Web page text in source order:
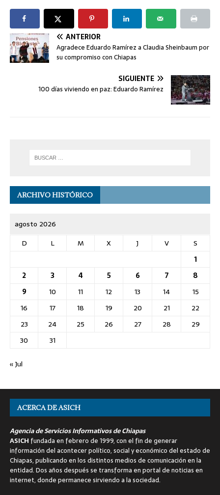
ANTERIOR
Agradece Eduardo Ramírez a Claudia Sheinbaum por
su compromiso con Chiapas
SIGUIENTE
100 días viviendo en paz: Eduardo Ramírez
ARCHIVO HISTÓRICO
agosto 2026
D
L M X J V
S
1
2
3 4 5 6 7
8
9
10 11 12 13 14
15
16
17 18 19 20 21
22
23
24 25 26 27 28
29
30
31
« Jul
ACERCA DE ASICH
Agencia de Servicios Informativos de Chiapas
ASICH fundada en febrero de 1999, con el fin de generar
información del acontecer político, social y económico del estado de
Chiapas, publicando en los distintos medios de comunicación en la
entidad. Dos años después se transforma en portal de noticias en
internet, donde permanece sirviendo a la sociedad.